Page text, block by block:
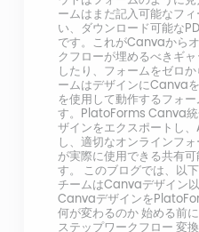
ームはまだ記入可能なフ
い、ダウンロード可能な
です。これがCanvaから
クフローが埋めるべきギ
したり、フォームをゼロ
ームはデザインにCanva
を使用して動作するフォ
す。PlatoForms Canva
ザインをエクスポートし
し、適切なオンラインフ
が実際に使用できる共有
す。 このブログでは、以
チームはCanvaデザイン
Canvaデザインを
何が変わるのか 始める前
ステップワークフロー 変